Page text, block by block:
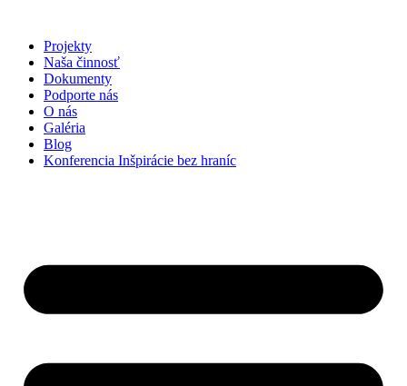
obsah
Projekty
Naša činnosť
Dokumenty
Podporte nás
O nás
Galéria
Blog
Konferencia Inšpirácie bez hraníc